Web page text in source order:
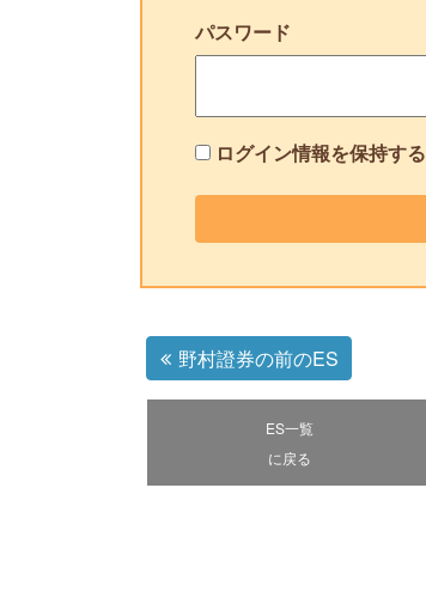
パスワード
ログイン情報を保持する
野村證券の前のES
ES一覧
に戻る